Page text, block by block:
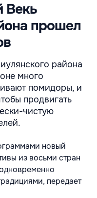
Векь
прошел
района
много
помидоры, и
продвигать
чистую
новый
из восьми стран
передает